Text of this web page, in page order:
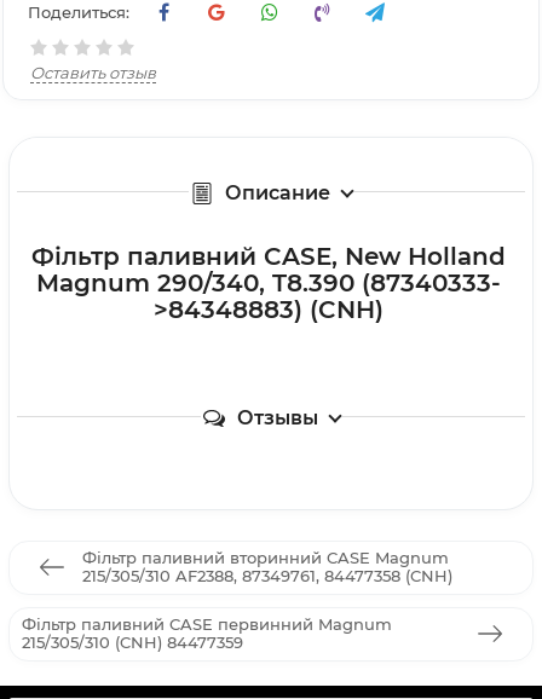
Поделиться:
Оставить отзыв
Описание
Фільтр паливний CASE, New Holland
Magnum 290/340, T8.390 (87340333-
>84348883) (CNH)
Отзывы
Фільтр паливний вторинний CASE Magnum
215/305/310 AF2388, 87349761, 84477358 (CNH)
Фільтр паливний CASE первинний Magnum
215/305/310 (CNH) 84477359